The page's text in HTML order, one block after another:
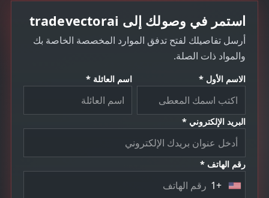
استمر في وصولك إلى tradevectorai
أرسل تفاصيلك لفتح تدفق الموارد المخصصة الخاصة بك
والمواد ذات الصلة.
الاسم الأول * اسم العائلة *
البريد الإلكتروني *
رقم الهاتف *
U
+1